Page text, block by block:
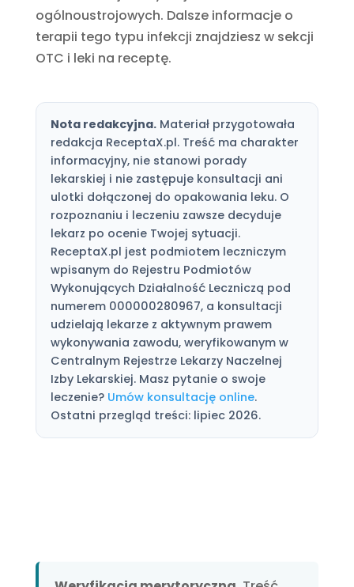
ogólnoustrojowych. Dalsze informacje o
terapii tego typu infekcji znajdziesz w sekcji
OTC i leki na receptę.
Nota redakcyjna.Materiał przygotowała
redakcja ReceptaX.pl. Treść ma charakter
informacyjny, nie stanowi porady
lekarskiej i nie zastępuje konsultacji ani
ulotki dołączonej do opakowania leku. O
rozpoznaniu i leczeniu zawsze decyduje
lekarz po ocenie Twojej sytuacji.
ReceptaX.pl jest podmiotem leczniczym
wpisanym do Rejestru Podmiotów
Wykonujących Działalność Leczniczą pod
numerem 000000280967, a konsultacji
udzielają lekarze z aktywnym prawem
wykonywania zawodu, weryfikowanym w
Centralnym Rejestrze Lekarzy Naczelnej
Izby Lekarskiej. Masz pytanie o swoje
leczenie? Umów konsultację online.
Ostatni przegląd treści: lipiec 2026.